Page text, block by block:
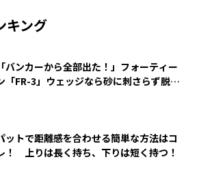
キング
「バンカーから全部出た！」フォーティー
「FR-3」ウェッジなら砂に刺さらず脱出
ットで距離感を合わせる簡単な方法はコ
！ 上りは長く持ち、下りは短く持つ！